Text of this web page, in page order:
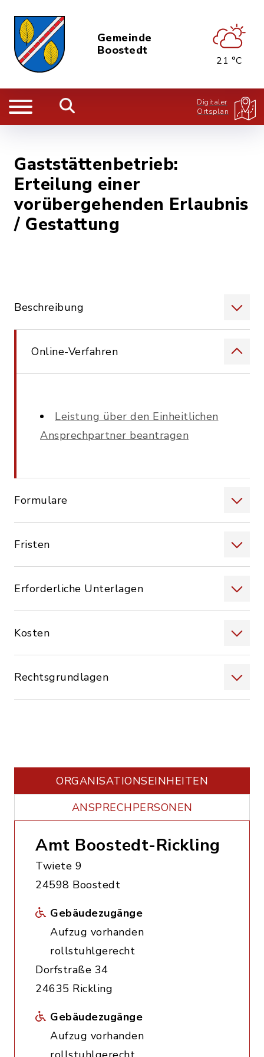
Gemeinde
Boostedt
21 °C
Digitaler
Ortsplan
Gaststättenbetrieb:
Erteilung einer
vorübergehenden Erlaubnis
/ Gestattung
Beschreibung
Online-Verfahren
Leistung über den Einheitlichen
Ansprechpartner beantragen
Formulare
Fristen
Erforderliche Unterlagen
Kosten
Rechtsgrundlagen
ORGANISATIONS­EINHEITEN
ANSPRECHPERSONEN
Amt Boostedt-Rickling
Twiete 9
24598 Boostedt
Gebäudezugänge
Aufzug vorhanden
rollstuhlgerecht
Dorfstraße 34
24635 Rickling
Gebäudezugänge
Aufzug vorhanden